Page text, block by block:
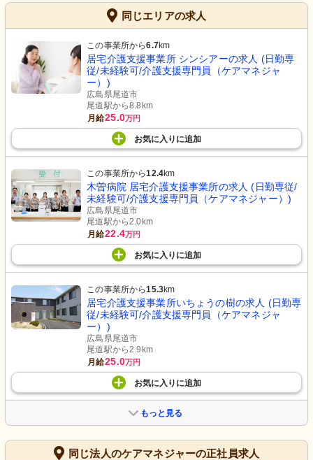
同じエリアの求人
この事業所から6.7km
居宅介護支援事業所 シンシアーの求人 (日勤専
従/未経験可/介護支援専門員（ケアマネジャ
ー）)
広島県尾道市
尾道駅から8.8km
月給25.0万円
お気に入り に追加
この事業所から12.4km
木曽病院 居宅介護支援事業所の求人 (日勤専従/
未経験可/介護支援専門員（ケアマネジャー）)
広島県尾道市
尾道駅から2.0km
月給22.4万円
お気に入り に追加
この事業所から15.3km
居宅介護支援事業所いちょうの樹の求人 (日勤専
従/未経験可/介護支援専門員（ケアマネジャ
ー）)
広島県尾道市
尾道駅から2.9km
月給25.0万円
お気に入り に追加
もっと見る
同じ法人のケアマネジャーの正社員求人